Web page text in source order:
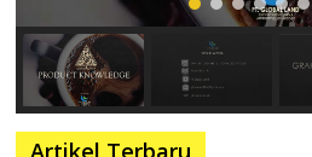
Artikel Terbaru